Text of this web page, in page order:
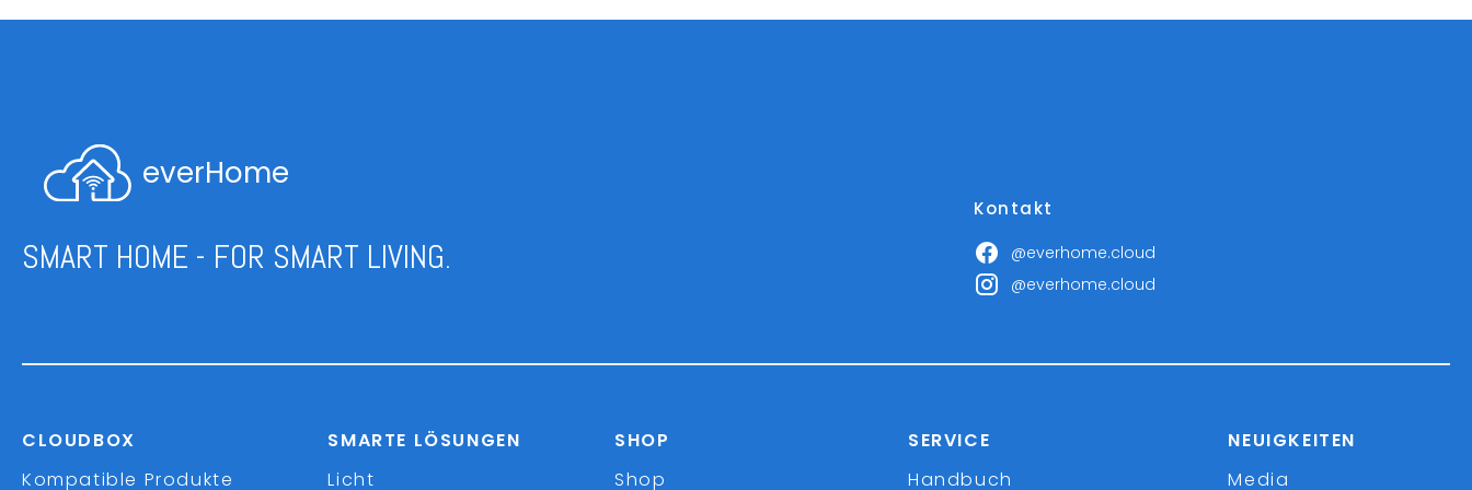
everHome
SMART HOME - FOR SMART LIVING.
Kontakt
@everhome.cloud
@everhome.cloud
CLOUDBOX
Kompatible Produkte
SMARTE LÖSUNGEN
Licht
SHOP
Shop
SERVICE
Handbuch
NEUIGKEITEN
Media